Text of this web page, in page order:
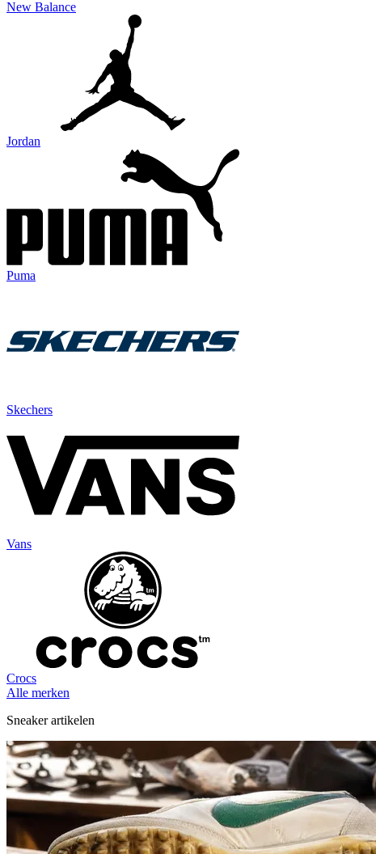
New Balance
Jordan
Puma
Skechers
Vans
Crocs
Alle merken
Sneaker artikelen